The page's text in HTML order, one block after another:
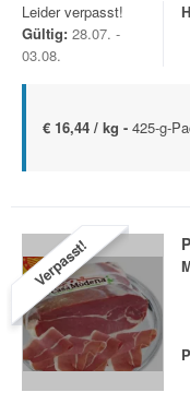
Leider verpasst!
Gültig: 28.07. -
03.08.
€ 16,44 / kg - 425-g-
Verpasst!